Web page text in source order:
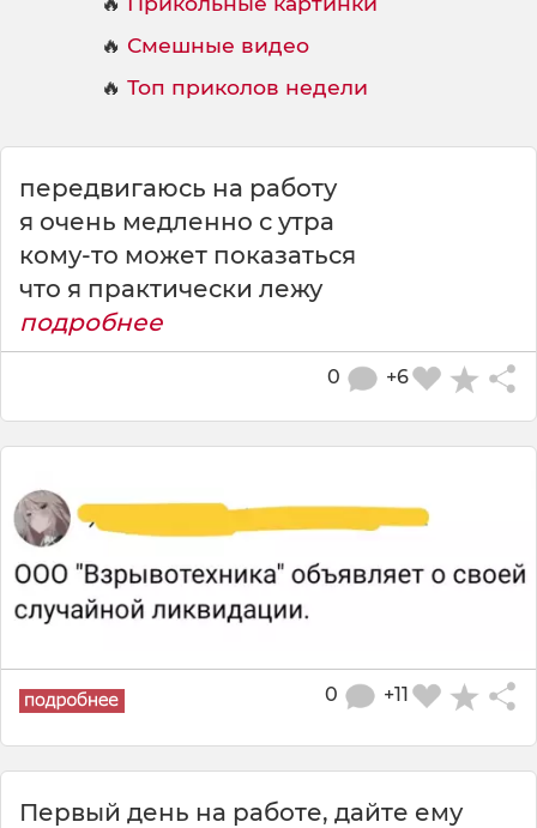
🔥 Смешные видео
🔥 Топ приколов недели
передвигаюсь на работу
я очень медленно с утра
кому-то может показаться
что я практически лежу
подробнее
+6
0
+11
0
Первый день на работе, дайте ему